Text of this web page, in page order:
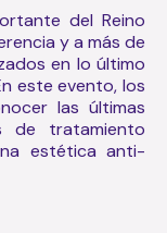
del Reino
y a más de
en lo último
este evento, los
las últimas
de tratamiento
estética anti-